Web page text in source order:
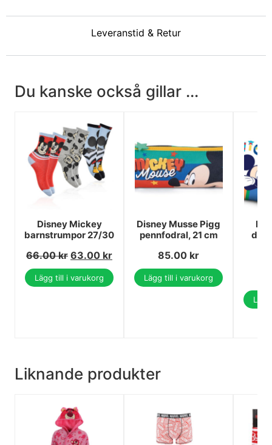
Leveranstid & Retur
Du kanske också gillar ...
Disney Mickey
barnstrumpor 27/30
66.00kr 63.00 kr
Lägg till i varukorg
Disney Musse Pigg
pennfodral, 21 cm
85.00 kr
Lägg till i varukorg
Liknande produkter